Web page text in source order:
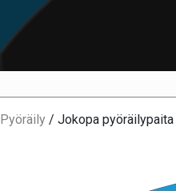
Pyöräily / Jokopa pyöräilypaita